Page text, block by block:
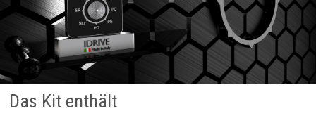
Das Kit enthält